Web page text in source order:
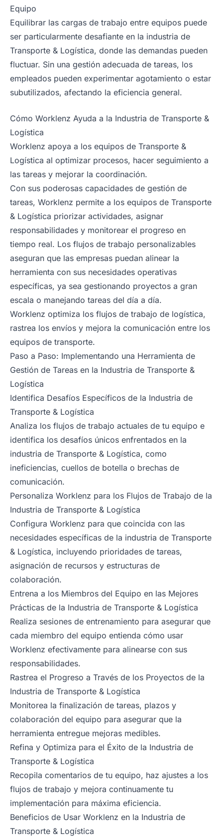
Equipo
Equilibrar las cargas de trabajo entre equipos puede
ser particularmente desafiante en la industria de
Transporte & Logística, donde las demandas pueden
fluctuar. Sin una gestión adecuada de tareas, los
empleados pueden experimentar agotamiento o estar
subutilizados, afectando la eficiencia general.
Cómo Worklenz Ayuda a la Industria de Transporte &
Logística
Worklenz apoya a los equipos de Transporte &
Logística al optimizar procesos, hacer seguimiento a
las tareas y mejorar la coordinación.
Con sus poderosas capacidades de gestión de
tareas, Worklenz permite a los equipos de Transporte
& Logística priorizar actividades, asignar
responsabilidades y monitorear el progreso en
tiempo real. Los flujos de trabajo personalizables
aseguran que las empresas puedan alinear la
herramienta con sus necesidades operativas
específicas, ya sea gestionando proyectos a gran
escala o manejando tareas del día a día.
Worklenz optimiza los flujos de trabajo de logística,
rastrea los envíos y mejora la comunicación entre los
equipos de transporte.
Paso a Paso: Implementando una Herramienta de
Gestión de Tareas en la Industria de Transporte &
Logística
Identifica Desafíos Específicos de la Industria de
Transporte & Logística
Analiza los flujos de trabajo actuales de tu equipo e
identifica los desafíos únicos enfrentados en la
industria de Transporte & Logística, como
ineficiencias, cuellos de botella o brechas de
comunicación.
Personaliza Worklenz para los Flujos de Trabajo de la
Industria de Transporte & Logística
Configura Worklenz para que coincida con las
necesidades específicas de la industria de Transporte
& Logística, incluyendo prioridades de tareas,
asignación de recursos y estructuras de
colaboración.
Entrena a los Miembros del Equipo en las Mejores
Prácticas de la Industria de Transporte & Logística
Realiza sesiones de entrenamiento para asegurar que
cada miembro del equipo entienda cómo usar
Worklenz efectivamente para alinearse con sus
responsabilidades.
Rastrea el Progreso a Través de los Proyectos de la
Industria de Transporte & Logística
Monitorea la finalización de tareas, plazos y
colaboración del equipo para asegurar que la
herramienta entregue mejoras medibles.
Refina y Optimiza para el Éxito de la Industria de
Transporte & Logística
Recopila comentarios de tu equipo, haz ajustes a los
flujos de trabajo y mejora continuamente tu
implementación para máxima eficiencia.
Beneficios de Usar Worklenz en la Industria de
Transporte & Logística